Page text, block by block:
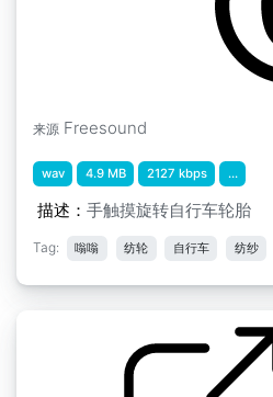
来源 Freesound
wav 4.9 MB 2127 kbps ...
描述： 手触摸旋转自行车轮胎
Tag: 嗡嗡 纺轮 自行车 纺纱